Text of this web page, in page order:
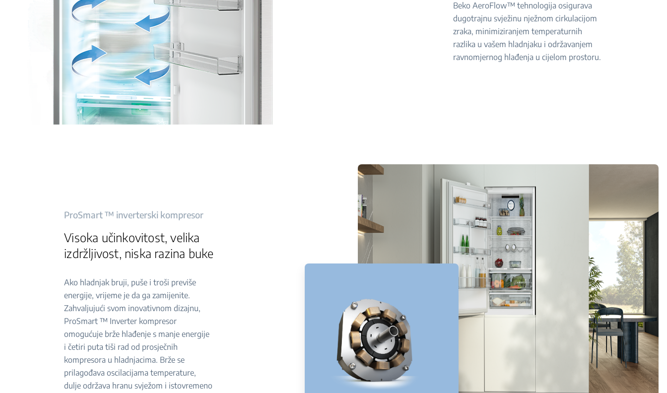
Beko AeroFlow™ tehnologija osigurava
dugotrajnu svježinu nježnom cirkulacijom
zraka, minimiziranjem temperaturnih
razlika u vašem hladnjaku i održavanjem
ravnomjernog hlađenja u cijelom prostoru.
ProSmart ™ inverterski kompresor
Visoka učinkovitost, velika
izdržljivost, niska razina buke
Ako hladnjak bruji, puše i troši previše
energije, vrijeme je da ga zamijenite.
Zahvaljujući svom inovativnom dizajnu,
ProSmart ™ Inverter kompresor
omogućuje brže hlađenje s manje energije
i četiri puta tiši rad od prosječnih
kompresora u hladnjacima. Brže se
prilagođava oscilacijama temperature,
dulje održava hranu svježom i istovremeno